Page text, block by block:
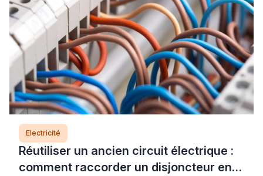
Electricité
Réutiliser un ancien circuit électrique :
comment raccorder un disjoncteur en